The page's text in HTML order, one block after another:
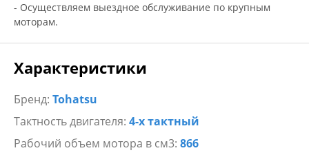
- Осуществляем выездное обслуживание по крупным
моторам.
Характеристики
Бренд: Tohatsu
Тактность двигателя: 4-х тактный
Рабочий объем мотора в см3: 866